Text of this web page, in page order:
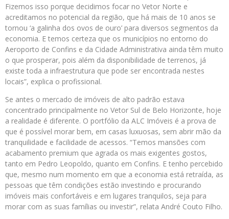
Fizemos isso porque decidimos focar no Vetor Norte e
acreditamos no potencial da região, que há mais de 10 anos se
tornou ‘a galinha dos ovos de ouro’ para diversos segmentos da
economia. E temos certeza que os municípios no entorno do
Aeroporto de Confins e da Cidade Administrativa ainda têm muito
o que prosperar, pois além da disponibilidade de terrenos, já
existe toda a infraestrutura que pode ser encontrada nestes
locais”, explica o profissional.
Se antes o mercado de imóveis de alto padrão estava
concentrado principalmente no Vetor Sul de Belo Horizonte, hoje
a realidade é diferente. O portfólio da ALC Imóveis é a prova de
que é possível morar bem, em casas luxuosas, sem abrir mão da
tranquilidade e facilidade de acessos. “Temos mansões com
acabamento premium que agrada os mais exigentes gostos,
tanto em Pedro Leopoldo, quanto em Confins. E tenho percebido
que, mesmo num momento em que a economia está retraída, as
pessoas que têm condições estão investindo e procurando
imóveis mais confortáveis e em lugares tranquilos, seja para
morar com as suas famílias ou investir”, relata André Couto Filho.